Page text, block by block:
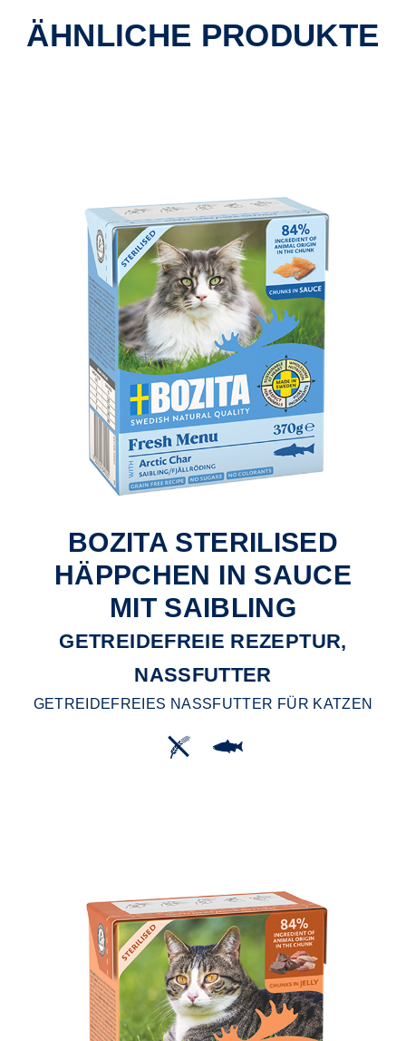
ÄHNLICHE PRODUKTE
BOZITA STERILISED
HÄPPCHEN IN SAUCE
MIT SAIBLING
GETREIDEFREIE REZEPTUR,
NASSFUTTER
GETREIDEFREIES NASSFUTTER FÜR KATZEN